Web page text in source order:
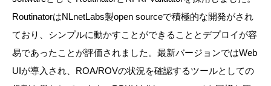
RoutinatorはNLnetLabs製open sourceで積極的な開発がされ
ており、シンプルに動かすことができることとデプロイが容
易であったことが評価されました。最新バージョンではWeb
UIが導入され、ROA/ROVの状況を確認するツールとしての